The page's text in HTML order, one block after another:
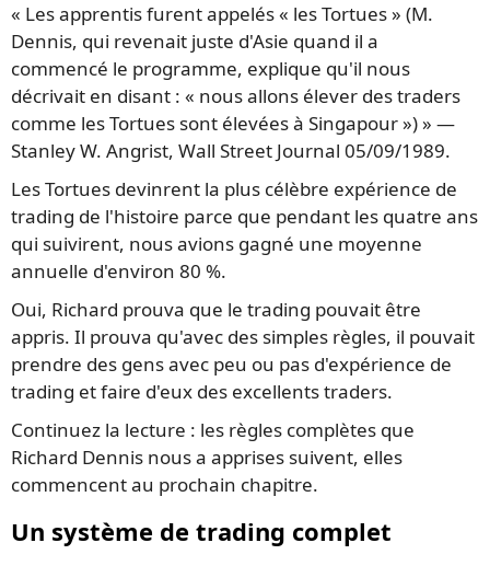
« Les apprentis furent appelés « les Tortues » (M.
Dennis, qui revenait juste d'Asie quand il a
commencé le programme, explique qu'il nous
décrivait en disant : « nous allons élever des traders
comme les Tortues sont élevées à Singapour ») » —
Stanley W. Angrist, Wall Street Journal 05/09/1989.
Les Tortues devinrent la plus célèbre expérience de
trading de l'histoire parce que pendant les quatre ans
qui suivirent, nous avions gagné une moyenne
annuelle d'environ 80 %.
Oui, Richard prouva que le trading pouvait être
appris. Il prouva qu'avec des simples règles, il pouvait
prendre des gens avec peu ou pas d'expérience de
trading et faire d'eux des excellents traders.
Continuez la lecture : les règles complètes que
Richard Dennis nous a apprises suivent, elles
commencent au prochain chapitre.
Un système de trading complet